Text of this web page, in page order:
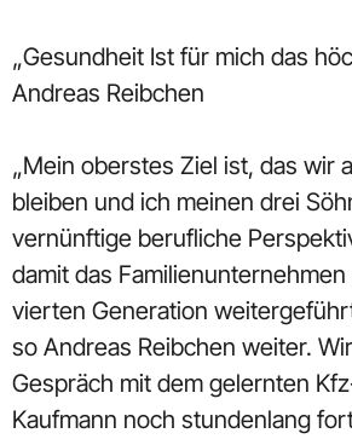
„Gesundheit Ist für mich das
Andreas Reibchen
„Mein oberstes Ziel ist, das wir
bleiben und ich meinen drei
vernünftige berufliche
damit das
vierten Generation
so Andreas Reibchen weiter.
Gespräch mit dem gelernten
Kaufmann noch stundenlang